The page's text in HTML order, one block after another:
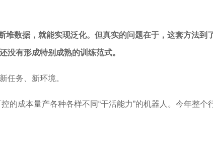
数据，就能实现泛化。但真实的问题在于，这套方法到
没有形成特别成熟的训练范式。
任务、新环境。
成本量产各种各样不同“干活能力”的机器人。今年整